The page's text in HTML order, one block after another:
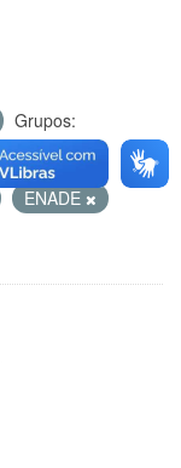
Grupos:
Etiquetas:
ENADE